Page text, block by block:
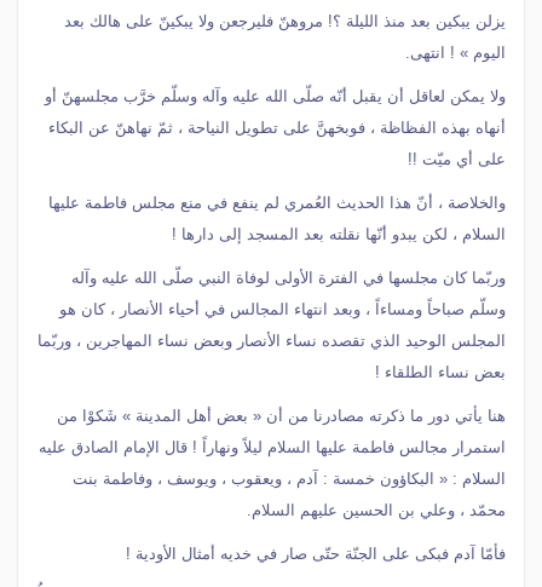
يزلن يبكين بعد منذ الليلة ؟! مروهنّ فليرجعن ولا يبكينّ على هالك بعد
اليوم » ! انتهى.
ولا يمكن لعاقل أن يقبل أنّه صلّى الله عليه وآله وسلّم خرَّب مجلسهنّ أو
أنهاه بهذه الفظاظة ، فوبخهنَّ على تطويل النياحة ، ثمّ نهاهنّ عن البكاء
على أي ميّت !!
والخلاصة ، أنّ هذا الحديث العُمري لم ينفع في منع مجلس فاطمة عليها
السلام ، لكن يبدو أنّها نقلته بعد المسجد إلى دارها !
وربّما كان مجلسها في الفترة الأولى لوفاة النبي صلّى الله عليه وآله
وسلّم صباحاً ومساءاً ، وبعد انتهاء المجالس في أحياء الأنصار ، كان هو
المجلس الوحيد الذي تقصده نساء الأنصار وبعض نساء المهاجرين ، وربّما
بعض نساء الطلقاء !
هنا يأتي دور ما ذكرته مصادرنا من أن « بعض أهل المدينة » شَكوْا من
استمرار مجالس فاطمة عليها السلام ليلاً ونهاراً ! قال الإمام الصادق عليه
السلام : « البكاؤون خمسة : آدم ، ويعقوب ، ويوسف ، وفاطمة بنت
محمّد ، وعلي بن الحسين عليهم السلام.
فأمّا آدم فبكى على الجنّة حتّى صار في خديه أمثال الأودية !